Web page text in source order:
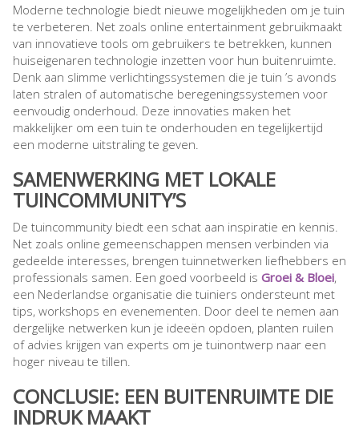
Moderne technologie biedt nieuwe mogelijkheden om je tuin
te verbeteren. Net zoals online entertainment gebruikmaakt
van innovatieve tools om gebruikers te betrekken, kunnen
huiseigenaren technologie inzetten voor hun buitenruimte.
Denk aan slimme verlichtingssystemen die je tuin ’s avonds
laten stralen of automatische beregeningssystemen voor
eenvoudig onderhoud. Deze innovaties maken het
makkelijker om een tuin te onderhouden en tegelijkertijd
een moderne uitstraling te geven.
SAMENWERKING MET LOKALE
TUINCOMMUNITY’S
De tuincommunity biedt een schat aan inspiratie en kennis.
Net zoals online gemeenschappen mensen verbinden via
gedeelde interesses, brengen tuinnetwerken liefhebbers en
professionals samen. Een goed voorbeeld is Groei & Bloei,
een Nederlandse organisatie die tuiniers ondersteunt met
tips, workshops en evenementen. Door deel te nemen aan
dergelijke netwerken kun je ideeën opdoen, planten ruilen
of advies krijgen van experts om je tuinontwerp naar een
hoger niveau te tillen.
CONCLUSIE: EEN BUITENRUIMTE DIE
INDRUK MAAKT